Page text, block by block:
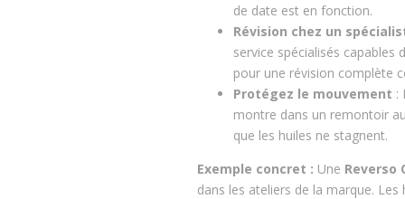
de date est en fonction.
Révision chez un
service spécialisés
pour une révision complète
Protégez le mouvement :
montre dans un remontoir
que les huiles ne stagnent.
Exemple concret : Une Reverso
dans les ateliers de la marque.